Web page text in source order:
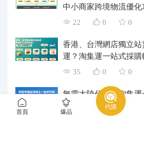
首頁 爆品
代購
中小商家跨境物流優化
22 0 0
香港、台灣網店獨立
運？淘集運一站式採購
35 0 0
無需大陸代購！淘集
付、集運轉運直達台灣